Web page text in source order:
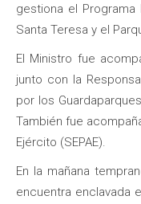
gestiona el Programa
Santa Teresa y el
El Ministro fue
junto con la
por los
También fue
Ejército (SEPAE).
En la mañana
encuentra enclavada